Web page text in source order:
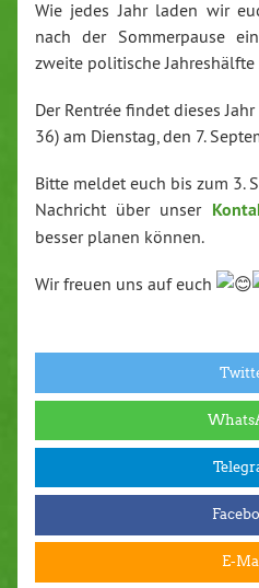
Wie jedes Jahr laden wir
nach der Sommerpause
zweite politische Jahreshälfte
Der Rentrée findet dieses
36) am Dienstag, den 7.
Bitte meldet euch bis zum 3.
Nachricht über unser
besser planen können.
Wir freuen uns auf euch
E-